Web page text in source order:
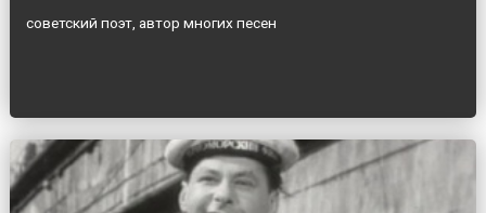
советский поэт, автор многих песен